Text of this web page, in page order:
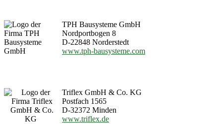
TPH Bausysteme GmbH
Nordportbogen 8
D-22848 Norderstedt
www.tph-bausysteme.com
Triflex GmbH & Co. KG
Postfach 1565
D-32372 Minden
www.triflex.de